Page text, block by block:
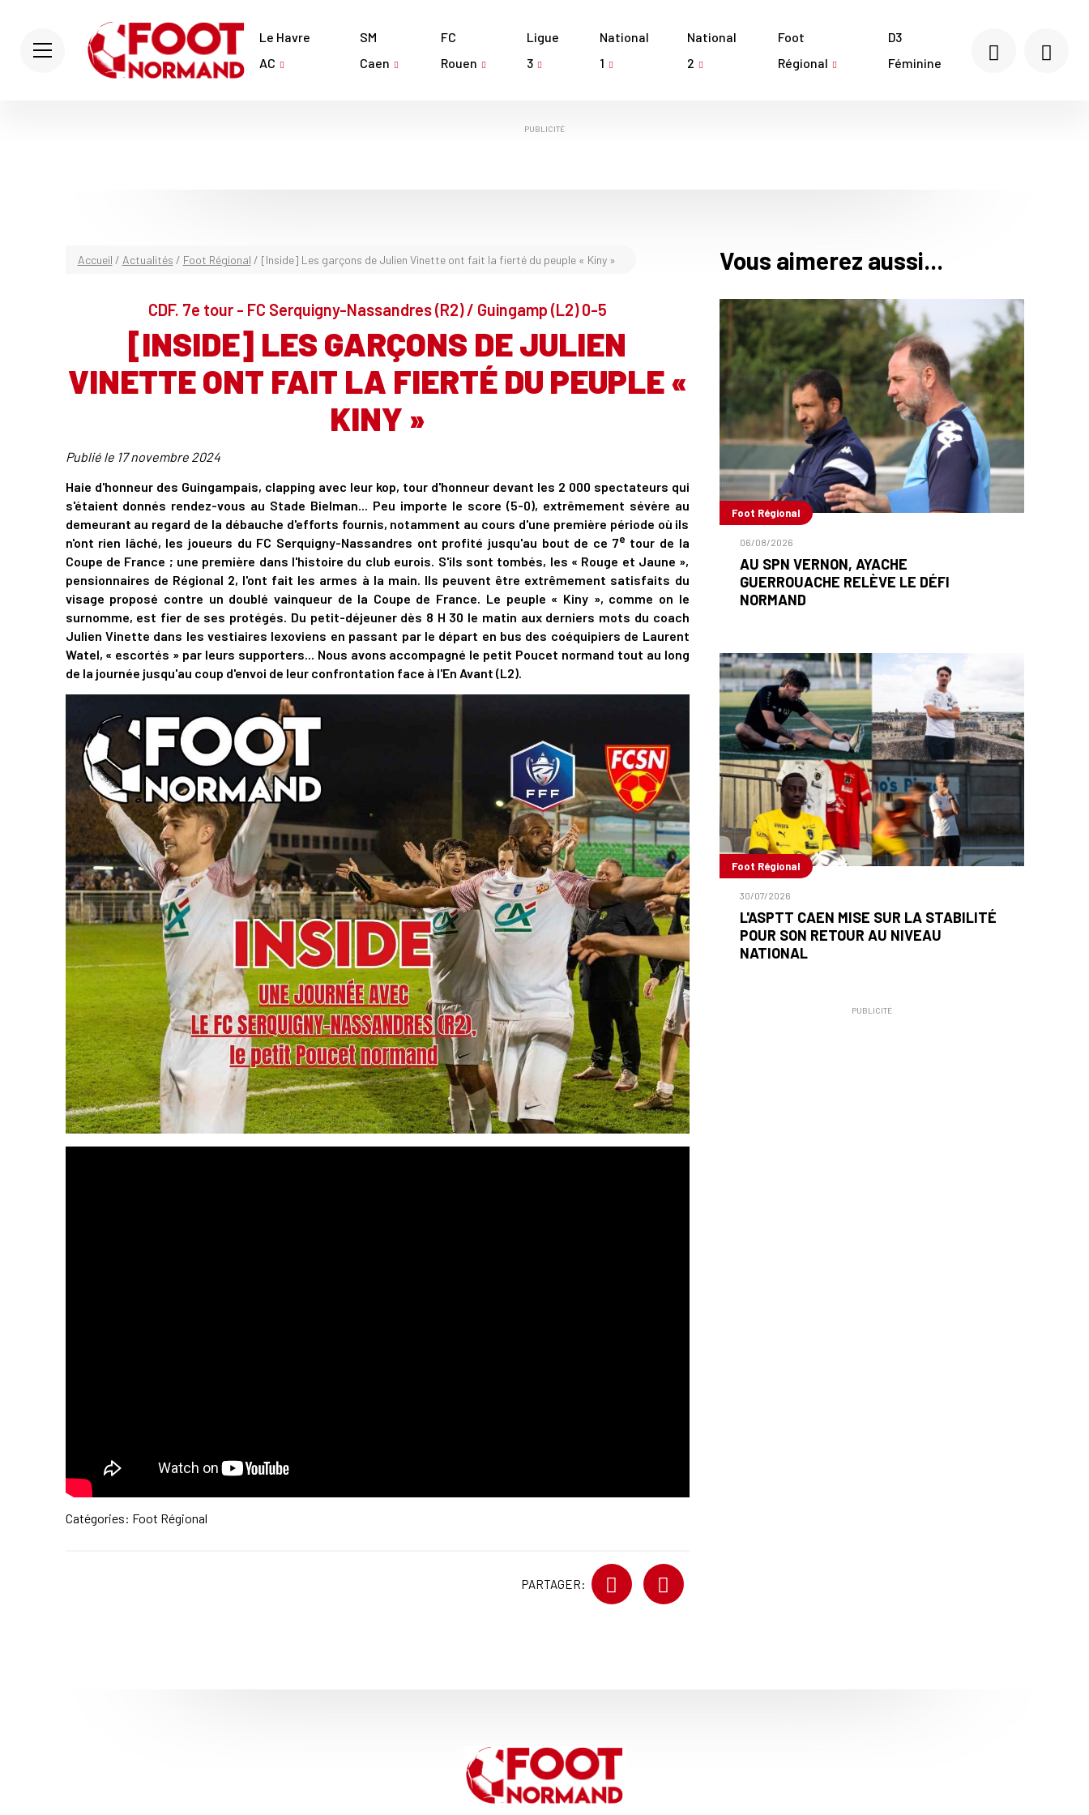
Le Havre
AC
SM
Caen
FC
Rouen
Ligue
3
National
1
National
2
Foot
Régional
D3
Féminine
PUBLICITÉ
Accueil / Actualités / Foot Régional / [Inside] Les garçons de Julien Vinette ont fait la fierté du peuple « Kiny »
CDF. 7e tour - FC Serquigny-Nassandres (R2) / Guingamp (L2) 0-5
[INSIDE] LES GARÇONS DE JULIEN
VINETTE ONT FAIT LA FIERTÉ DU PEUPLE «
KINY »
Publié le 17 novembre 2024
Haie d'honneur des Guingampais, clapping avec leur kop, tour d'honneur devant les 2 000 spectateurs qui
s'étaient donnés rendez-vous au Stade Bielman... Peu importe le score (5-0), extrêmement sévère au
demeurant au regard de la débauche d'efforts fournis, notamment au cours d'une première période où ils
n'ont rien lâché, les joueurs du FC Serquigny-Nassandres ont profité jusqu'au bout de ce 7e tour de la
Coupe de France ; une première dans l'histoire du club eurois. S'ils sont tombés, les « Rouge et Jaune »,
pensionnaires de Régional 2, l'ont fait les armes à la main. Ils peuvent être extrêmement satisfaits du
visage proposé contre un doublé vainqueur de la Coupe de France. Le peuple « Kiny », comme on le
surnomme, est fier de ses protégés. Du petit-déjeuner dès 8 H 30 le matin aux derniers mots du coach
Julien Vinette dans les vestiaires lexoviens en passant par le départ en bus des coéquipiers de Laurent
Watel, « escortés » par leurs supporters... Nous avons accompagné le petit Poucet normand tout au long
de la journée jusqu'au coup d'envoi de leur confrontation face à l'En Avant (L2).
Catégories: Foot Régional
PARTAGER:
Vous aimerez aussi...
Foot Régional
06/08/2026
AU SPN VERNON, AYACHE
GUERROUACHE RELÈVE LE DÉFI
NORMAND
Foot Régional
30/07/2026
L'ASPTT CAEN MISE SUR LA STABILITÉ
POUR SON RETOUR AU NIVEAU
NATIONAL
PUBLICITÉ